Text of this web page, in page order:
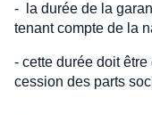
- la durée de la
tenant compte de la
- cette durée doit
cession des parts